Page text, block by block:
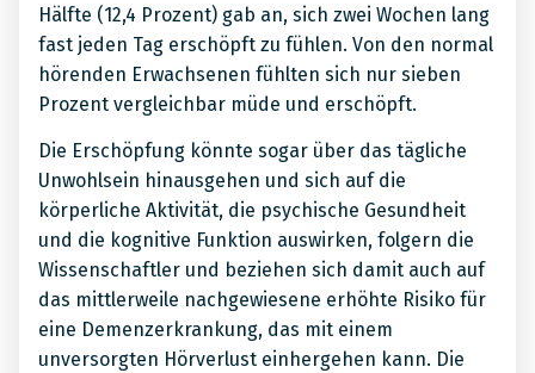
Hälfte (12,4 Prozent) gab an, sich zwei Wochen lang
fast jeden Tag erschöpft zu fühlen. Von den normal
hörenden Erwachsenen fühlten sich nur sieben
Prozent vergleichbar müde und erschöpft.
Die Erschöpfung könnte sogar über das tägliche
Unwohlsein hinausgehen und sich auf die
körperliche Aktivität, die psychische Gesundheit
und die kognitive Funktion auswirken, folgern die
Wissenschaftler und beziehen sich damit auch auf
das mittlerweile nachgewiesene erhöhte Risiko für
eine Demenzerkrankung, das mit einem
unversorgten Hörverlust einhergehen kann. Die